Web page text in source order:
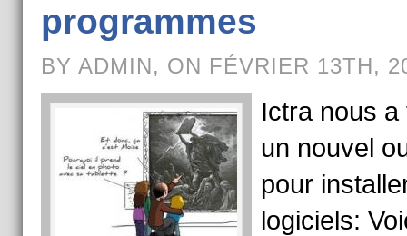
programmes
BY ADMIN, ON FÉVRIER 13TH,
Ictra nous a
un nouvel
pour
logiciels: